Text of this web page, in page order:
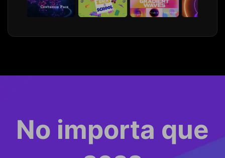
No importa que